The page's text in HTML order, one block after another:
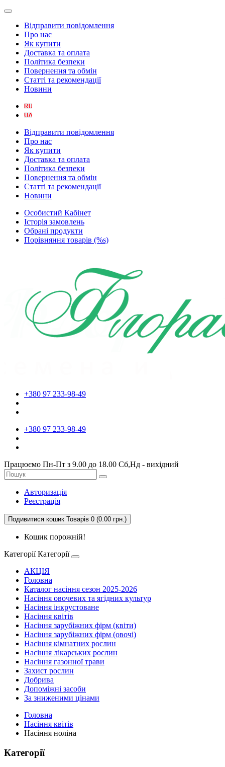
Відправити повідомлення
Про нас
Як купити
Доставка та оплата
Політика безпеки
Повернення та обмін
Статті та рекомендації
Новини
Відправити повідомлення
Про нас
Як купити
Доставка та оплата
Політика безпеки
Повернення та обмін
Статті та рекомендації
Новини
Особистий Кабінет
Історія замовлень
Обрані продукти
Порівняння товарів (%s)
+380 97 233-98-49
+380 97 233-98-49
Працюємо Пн-Пт з 9.00 до 18.00 Сб,Нд - вихідний
Авторизація
Реєстрація
Подивитися кошик Товарів 0 (0.00 грн.)
Кошик порожній!
Категорії Категорії
АКЦІЯ
Головна
Каталог насіння сезон 2025-2026
Насіння овочевих та ягідних культур
Насіння інкрустоване
Насіння квітів
Насіння зарубіжних фірм (квіти)
Насіння зарубіжних фірм (овочі)
Насіння кімнатних рослин
Насіння лікарських рослин
Насіння газонної трави
Захист рослин
Добрива
Допоміжні засоби
За зниженими цінами
Головна
Насіння квітів
Насіння ноліна
Категорії